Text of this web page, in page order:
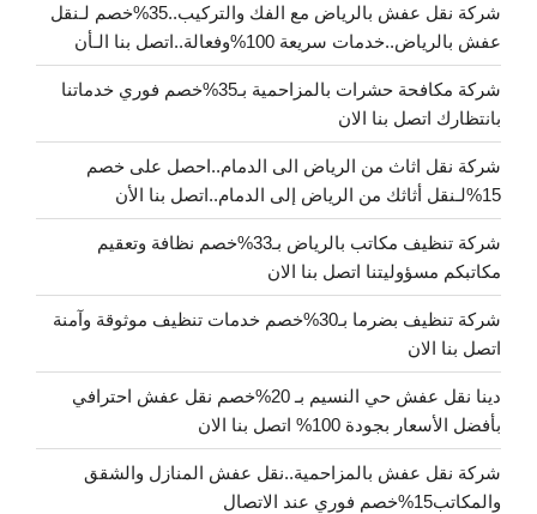
شركة نقل عفش بالرياض مع الفك والتركيب..35%خصم لـنقل
عفش بالرياض..خدمات سريعة 100%وفعالة..اتصل بنا الـأن
شركة مكافحة حشرات بالمزاحمية بـ35%خصم فوري خدماتنا
بانتظارك اتصل بنا الان
شركة نقل اثاث من الرياض الى الدمام..احصل على خصم
15%لـنقل أثاثك من الرياض إلى الدمام..اتصل بنا الأن
شركة تنظيف مكاتب بالرياض بـ33%خصم نظافة وتعقيم
مكاتبكم مسؤوليتنا اتصل بنا الان
شركة تنظيف بضرما بـ30%خصم خدمات تنظيف موثوقة وآمنة
اتصل بنا الان
دينا نقل عفش حي النسيم بـ 20%خصم نقل عفش احترافي
بأفضل الأسعار بجودة 100% اتصل بنا الان
شركة نقل عفش بالمزاحمية..نقل عفش المنازل والشقق
والمكاتب15%خصم فوري عند الاتصال